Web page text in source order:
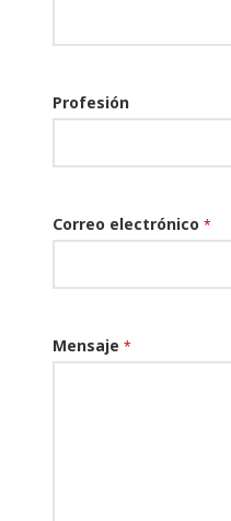
Profesión
Correo electrónico *
Mensaje *